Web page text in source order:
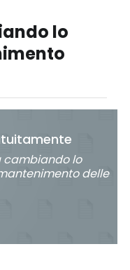
lo
cambiando lo
delle